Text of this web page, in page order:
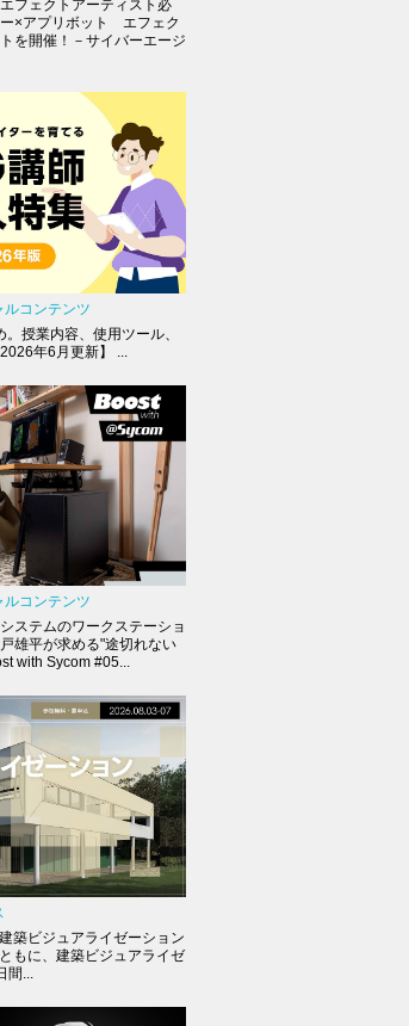
フェクトアーティスト必
×アプリボット エフェク
を開催！－サイバーエージ
ルコンテンツ
授業内容、使用ツール、
年6月更新】 ...
ルコンテンツ
ステムのワークステーショ
雄平が求める"途切れない
with Sycom #05...
築ビジュアライゼーション
もに、建築ビジュアライゼ
間...